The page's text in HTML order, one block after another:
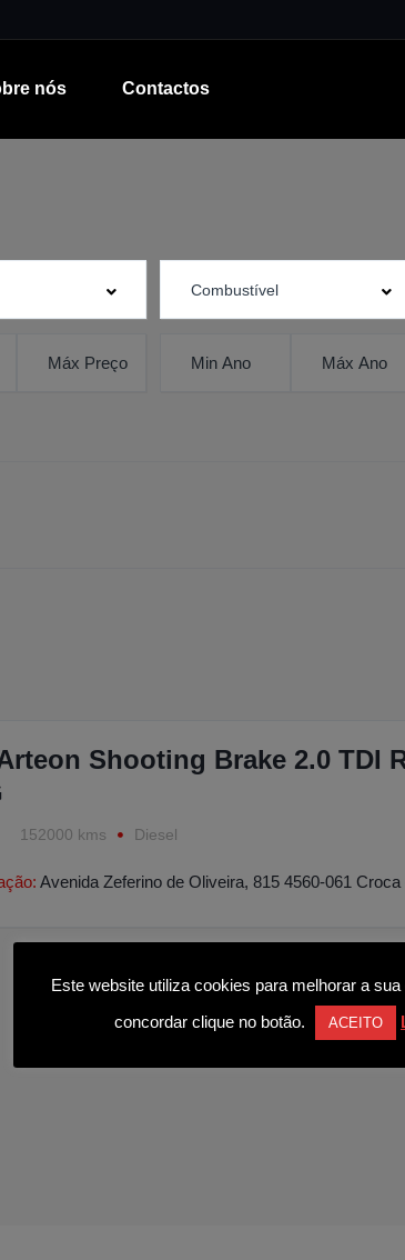
nós Contactos
Shooting Brake 2.0 TDI
152000 kms Diesel
Avenida Zeferino de Oliveira, 815 4560-061 Croca
Este website utiliza cookies para melhorar a
concordar clique no botão.
ACEITO